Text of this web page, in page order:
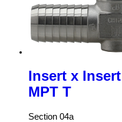
Insert x
MPT T
Section 04a